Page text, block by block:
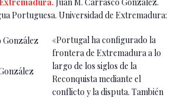
Portuguesa. Universidad de Extremadura:
«Portugal ha configurado la
frontera de Extremadura a lo
largo de los siglos de la
Reconquista mediante el
conflicto y la disputa. También